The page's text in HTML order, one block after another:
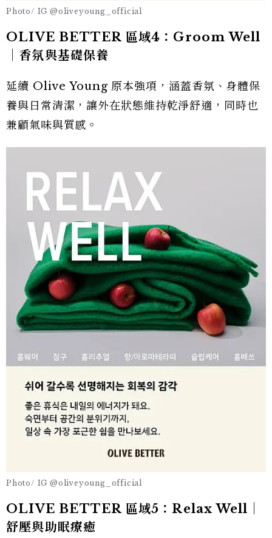
Photo/ IG @oliveyoung_official
OLIVE BETTER 區域4：Groom Well
｜香氛與基礎保養
延續 Olive Young 原本強項，涵蓋香氛、身體保
養與日常清潔，讓外在狀態維持乾淨舒適，同時也
兼顧氣味與質感。
Photo/ IG @oliveyoung_official
OLIVE BETTER 區域5：Relax Well｜
舒壓與助眠療癒